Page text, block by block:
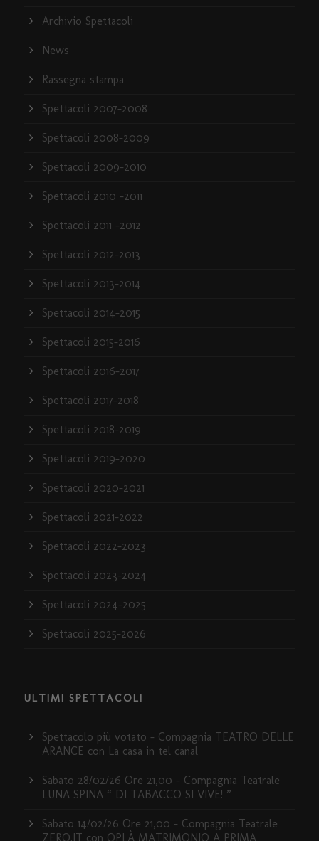
Archivio Spettacoli
News
Rassegna stampa
Spettacoli 2007-2008
Spettacoli 2008-2009
Spettacoli 2009-2010
Spettacoli 2010 -2011
Spettacoli 2011 -2012
Spettacoli 2012-2013
Spettacoli 2013-2014
Spettacoli 2014-2015
Spettacoli 2015-2016
Spettacoli 2016-2017
Spettacoli 2017-2018
Spettacoli 2018-2019
Spettacoli 2019-2020
Spettacoli 2020-2021
Spettacoli 2021-2022
Spettacoli 2022-2023
Spettacoli 2023-2024
Spettacoli 2024-2025
Spettacoli 2025-2026
ULTIMI SPETTACOLI
Spettacolo più votato – Compagnia TEATRO DELLE
ARANCE con La casa in tel canal
Sabato 28/02/26 Ore 21,00 – Compagnia Teatrale
LUNA SPINA “ DI TABACCO SI VIVE! ”
Sabato 14/02/26 Ore 21,00 – Compagnia Teatrale
ZERO.IT con OPLÀ MATRIMONIO A PRIMA